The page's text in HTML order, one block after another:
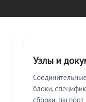
Узлы и
блоки,
сборки,